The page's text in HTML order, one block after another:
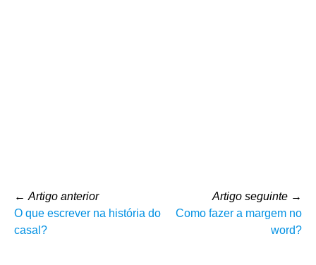
← Artigo anterior
O que escrever na história do
casal?
Artigo seguinte →
Como fazer a margem no
word?